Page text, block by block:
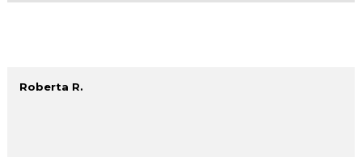
Roberta R.